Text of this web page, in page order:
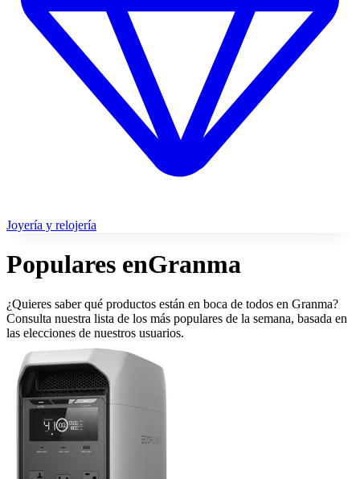
Joyería y relojería
Populares enGranma
¿Quieres saber qué productos están en boca de todos en Granma?
Consulta nuestra lista de los más populares de la semana, basada en
las elecciones de nuestros usuarios.